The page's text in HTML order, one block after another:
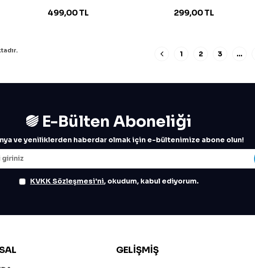
499,00TL 299,00TL
1 2 3 …
E-Bülten Aboneliği
ve yeniliklerden haberdar olmak için e-bültenimize abone olun!
KVKK Sözleşmesi'ni, okudum, kabul ediyorum.
GELIŞMIŞ